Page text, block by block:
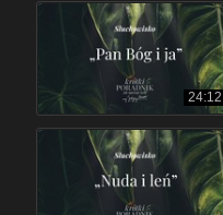
24:12